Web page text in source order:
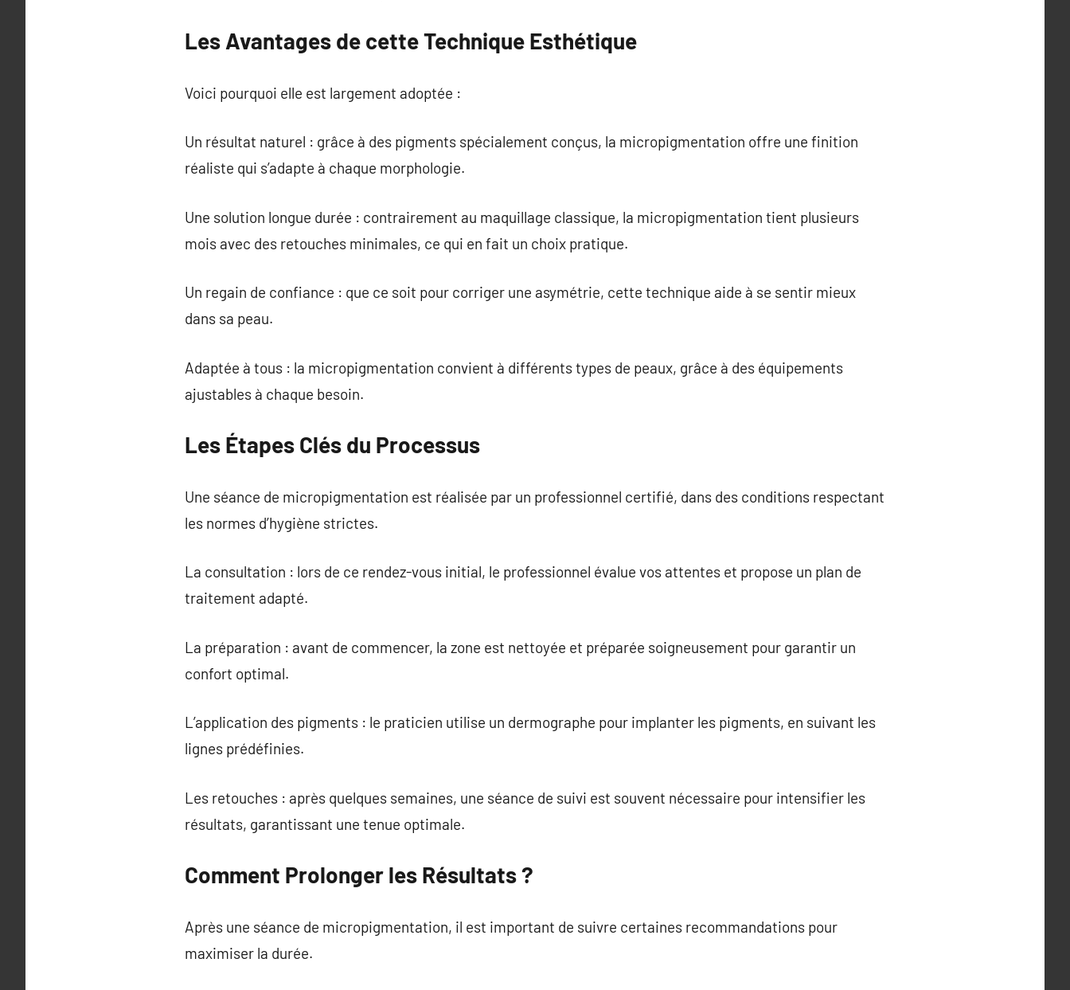
Les Avantages de cette Technique Esthétique
Voici pourquoi elle est largement adoptée :
Un résultat naturel : grâce à des pigments spécialement conçus, la micropigmentation offre une finition
réaliste qui s’adapte à chaque morphologie.
Une solution longue durée : contrairement au maquillage classique, la micropigmentation tient plusieurs
mois avec des retouches minimales, ce qui en fait un choix pratique.
Un regain de confiance : que ce soit pour corriger une asymétrie, cette technique aide à se sentir mieux
dans sa peau.
Adaptée à tous : la micropigmentation convient à différents types de peaux, grâce à des équipements
ajustables à chaque besoin.
Les Étapes Clés du Processus
Une séance de micropigmentation est réalisée par un professionnel certifié, dans des conditions respectant
les normes d’hygiène strictes.
La consultation : lors de ce rendez-vous initial, le professionnel évalue vos attentes et propose un plan de
traitement adapté.
La préparation : avant de commencer, la zone est nettoyée et préparée soigneusement pour garantir un
confort optimal.
L’application des pigments : le praticien utilise un dermographe pour implanter les pigments, en suivant les
lignes prédéfinies.
Les retouches : après quelques semaines, une séance de suivi est souvent nécessaire pour intensifier les
résultats, garantissant une tenue optimale.
Comment Prolonger les Résultats ?
Après une séance de micropigmentation, il est important de suivre certaines recommandations pour
maximiser la durée.